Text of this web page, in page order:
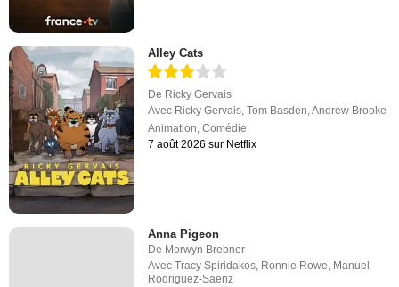
Alley Cats
De Ricky Gervais
Avec Ricky Gervais,Tom Basden,Andrew Brooke
Animation,Comédie
7 août 2026 sur Netflix
Anna Pigeon
De Morwyn Brebner
AvecTracy Spiridakos, Ronnie Rowe, Manuel
Rodriguez-Saenz